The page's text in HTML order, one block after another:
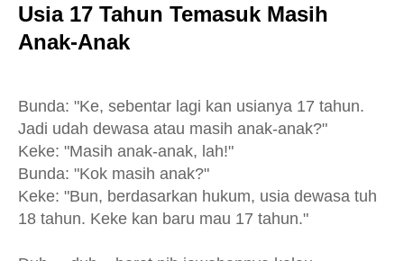
Usia 17 Tahun Temasuk Masih
Anak-Anak
Bunda: "Ke, sebentar lagi kan usianya 17 tahun.
Jadi udah dewasa atau masih anak-anak?"
Keke: "Masih anak-anak, lah!"
Bunda: "Kok masih anak?"
Keke: "Bun, berdasarkan hukum, usia dewasa tuh
18 tahun. Keke kan baru mau 17 tahun."